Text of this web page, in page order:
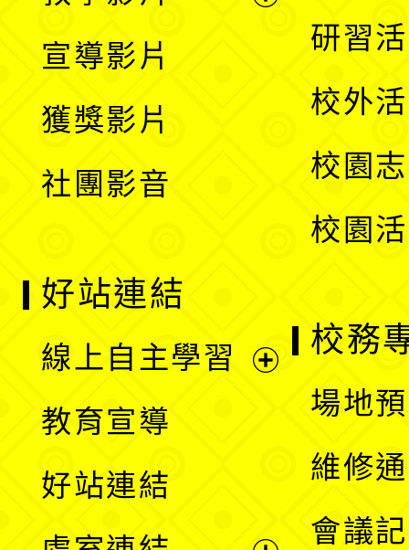
選
宣導影片
獲獎影片
社團影音
研習
校外
校園
校園
好站連結
線上自主學習
教育宣導
好站連結
校務
場地
維修
會議